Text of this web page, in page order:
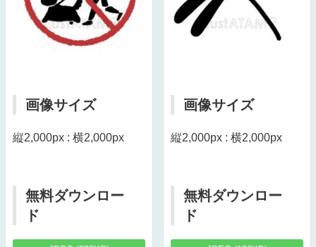
画像サイズ
縦2,000px : 横2,000px
無料ダウンロー
ド
画像サイズ
縦2,000px : 横2,000px
無料ダウンロー
ド